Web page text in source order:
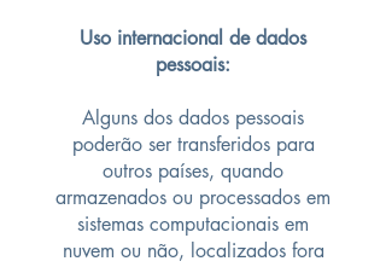
Uso internacional de dados
pessoais:
Alguns dos dados pessoais
poderão ser transferidos para
outros países, quando
armazenados ou processados em
sistemas computacionais em
nuvem ou não, localizados fora